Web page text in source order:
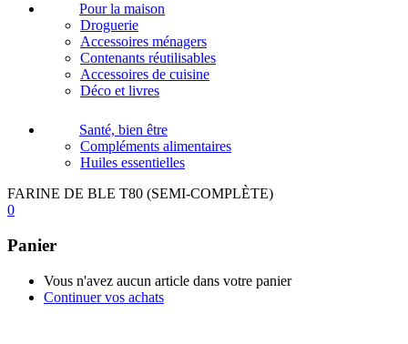
Pour la maison
Droguerie
Accessoires ménagers
Contenants réutilisables
Accessoires de cuisine
Déco et livres
Santé, bien être
Compléments alimentaires
Huiles essentielles
FARINE DE BLE T80 (SEMI-COMPLÈTE)
0
Panier
Vous n'avez aucun article dans votre panier
Continuer vos achats